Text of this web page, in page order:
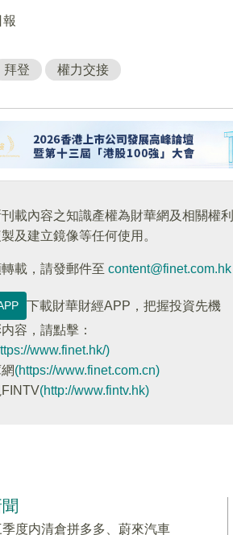
拜登 權力交接
載內容之知識產權為財華網及相關權
及建立鏡像等任何使用。
載，請發郵件至 content@finet.com.hk
下載財華財經APP，把握投資先機
容，請點擊：
www.finet.hk/)
(https://www.finet.com.cn)
(http://www.fintv.hk)
度内清倉拼多多、蔚來汽車